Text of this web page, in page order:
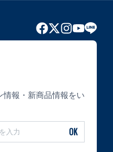
情報・新商品情報をい
OK